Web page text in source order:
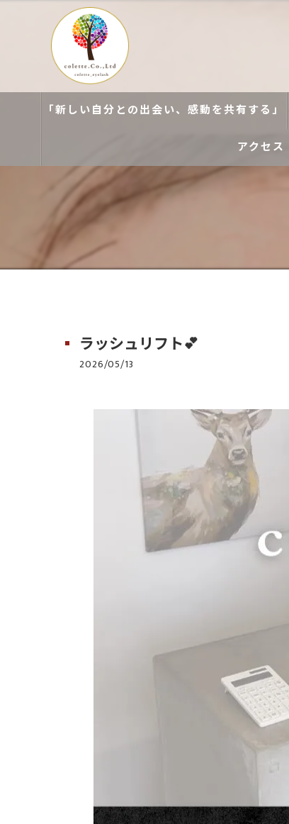
「新しい自分との出会い、感動を共有する」
アクセス
colette. 玉造
colette. 寝屋川
colette. 関目
ラッシュリフト💕
2026/05/13